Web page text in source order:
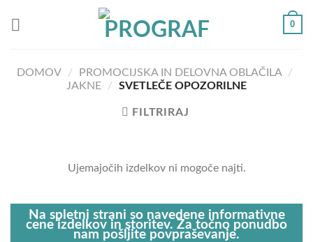
0
DOMOV / PROMOCIJSKA IN DELOVNA OBLAČILA
/
JAKNE
/ SVETLEČE OPOZORILNE
FILTRIRAJ
Ujemajočih izdelkov ni mogoče najti.
Na spletni strani so navedene informativne
cene izdelkov in storitev. Za točno ponudbo
nam pošljite povpraševanje.